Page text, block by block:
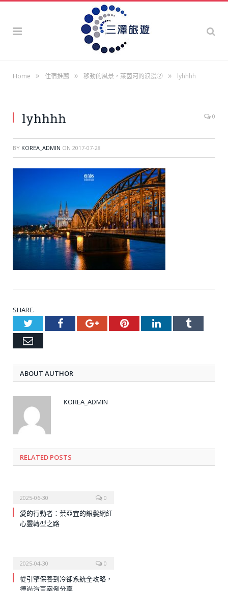
Home » 住宿推薦 » 移動的風景，萊茵河的浪漫② » lyhhhh
lyhhhh 0
BY KOREA_ADMIN ON 2017-07-28
SHARE.
TwitterFacebookGoogle+PinterestLinkedInTumblr
Email
ABOUT AUTHOR
KOREA_ADMIN
RELATED POSTS
2025-06-30 0
愛的行動者：葉亞宜的銀髮網紅
心靈轉型之路
2025-04-30 0
從引擎保養到冷卻系統全攻略，
德尚汽車案例分享